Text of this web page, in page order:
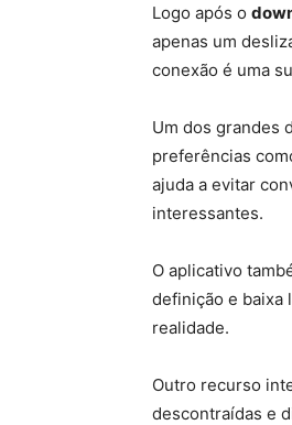
Logo após o
apenas um
conexão é uma
Um dos grandes
preferências
ajuda a evitar
interessantes.
O aplicativo
definição e baixa
realidade.
Outro recurso
descontraídas e